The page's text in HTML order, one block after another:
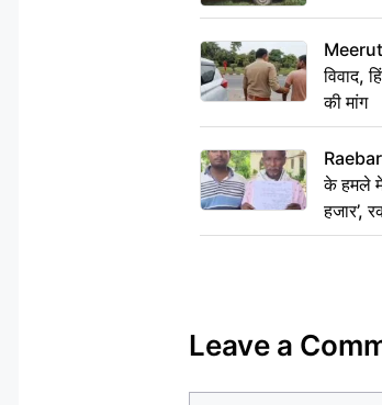
Meerut
विवाद,
की मांग
के हमले में
हजार’,
Leave a